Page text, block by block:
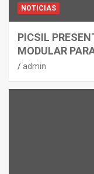
NOTICIAS
PICSIL
MODULAR
admin